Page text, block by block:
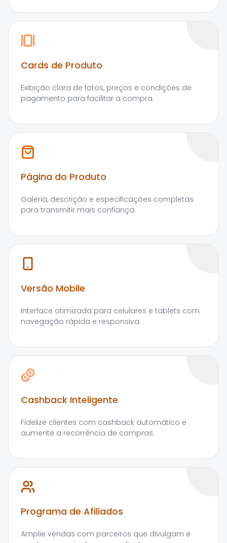
Cards de Produto
Exibição clara de fotos, preços e condições de
pagamento para facilitar a compra.
Página do Produto
Galeria, descrição e especificações completas
para transmitir mais confiança.
Versão Mobile
Interface otimizada para celulares e tablets com
navegação rápida e responsiva.
Cashback Inteligente
Fidelize clientes com cashback automático e
aumente a recorrência de compras.
Programa de Afiliados
Amplie vendas com parceiros que divulgam e